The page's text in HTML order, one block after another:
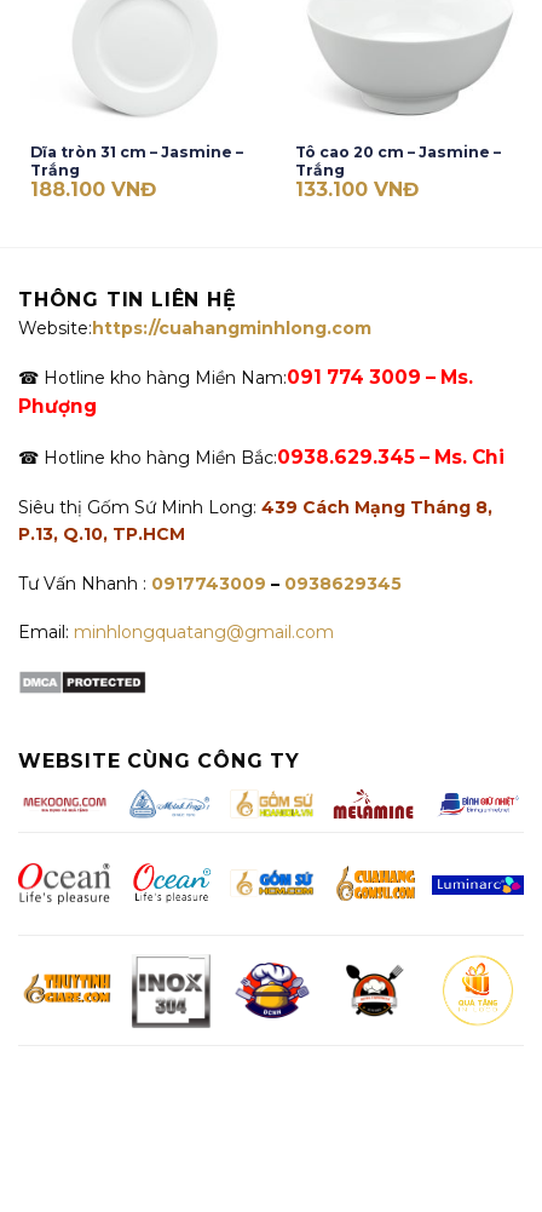
Dĩa tròn 31 cm – Jasmine –
Trắng
188.100 VNĐ
Tô cao 20 cm – Jasmine –
Trắng
133.100 VNĐ
THÔNG TIN LIÊN HỆ
Website:https://cuahangminhlong.com
☎ Hotline kho hàng Miền Nam:091 774 3009 – Ms.
Phượng
☎ Hotline kho hàng Miền Bắc:0938.629.345 – Ms. Chi
Siêu thị Gốm Sứ Minh Long: 439 Cách Mạng Tháng 8,
P.13, Q.10, TP.HCM
Tư Vấn Nhanh : 0917743009 – 0938629345
Email: minhlongquatang@gmail.com
WEBSITE CÙNG CÔNG TY